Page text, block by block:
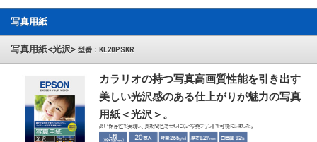
写真用紙
写真用紙<光沢> 型番：KL20PSKR
カラリオの持つ写真高画質性能を引き出す
美しい光沢感のある仕上がりが魅力の写真
用紙＜光沢＞。